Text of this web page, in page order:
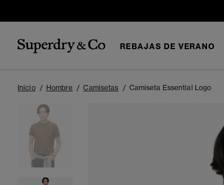
REBAJAS DE VERANO
Inicio Hombre Camisetas Camiseta Essential Logo